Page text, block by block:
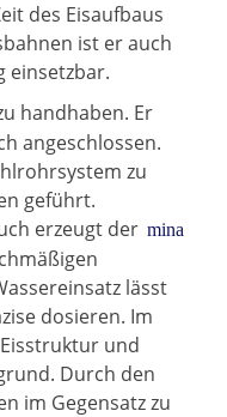
des Eisaufbaus
ist er auch
einsetzbar.
handhaben. Er
angeschlossen.
zu
geführt.
erzeugt der mina
lässt
dosieren. Im
und
Durch den
im Gegensatz zu